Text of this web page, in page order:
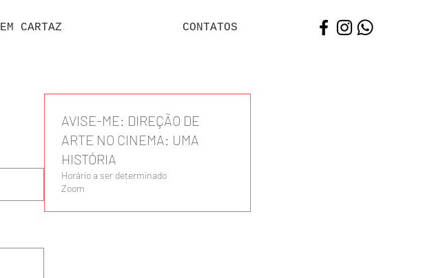
EM CARTAZ CONTATOS
AVISE-ME: DIREÇÃO DE
ARTE NO CINEMA: UMA
HISTÓRIA
Horário a ser determinado
Zoom